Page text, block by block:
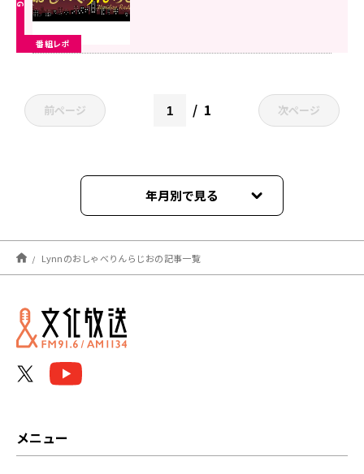
番組レポ
前ページ 1 次ページ
年月別で見る
2024年12月
2023年10月
2023年09月
Lynnのおしゃべりんらじおの記事一覧
メニュー